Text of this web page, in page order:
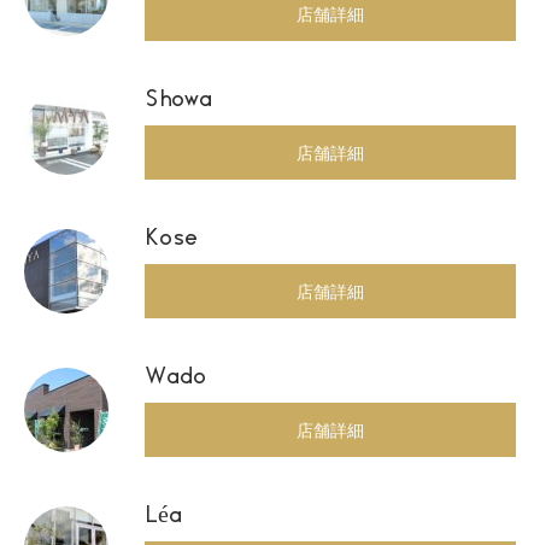
店舗詳細
Showa
店舗詳細
Kose
店舗詳細
Wado
店舗詳細
Léa